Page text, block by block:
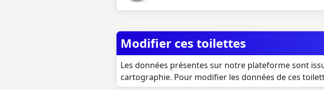
Modifier ces toilettes
Les données présentes sur notre plateforme sont
cartographie. Pour modifier les données de ces